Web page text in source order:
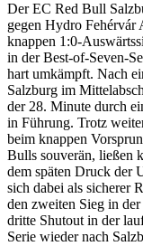
Der EC Red Bull
gegen Hydro Fehérvár
knappen 1:0-
in der Best-of-Seven-
hart umkämpft. Nach
Salzburg im
der 28. Minute durch
in Führung. Trotz
beim knappen
Bulls souverän, ließen
dem späten Druck der
sich dabei als sicherer
den zweiten Sieg in
dritte Shutout in der
Serie wieder nach